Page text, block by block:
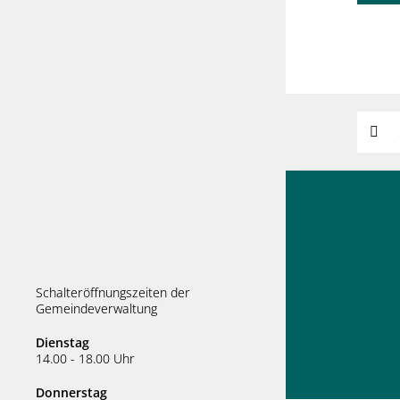
Schalteröffnungszeiten der
Gemeindeverwaltung
Dienstag
14.00 - 18.00 Uhr
Donnerstag